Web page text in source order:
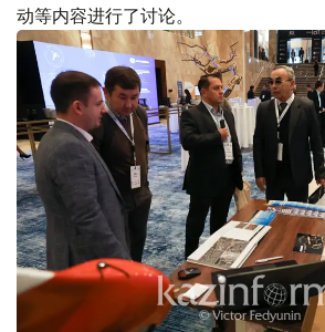
动等内容进行了讨论。